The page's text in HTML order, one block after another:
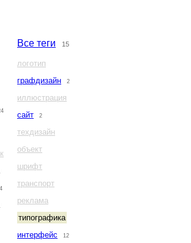
4
Все теги 15
логотип
графдизайн
2
иллюстрация
сайт
2
техдизайн
объект
шрифт
транспорт
реклама
типографика
интерфейс
12